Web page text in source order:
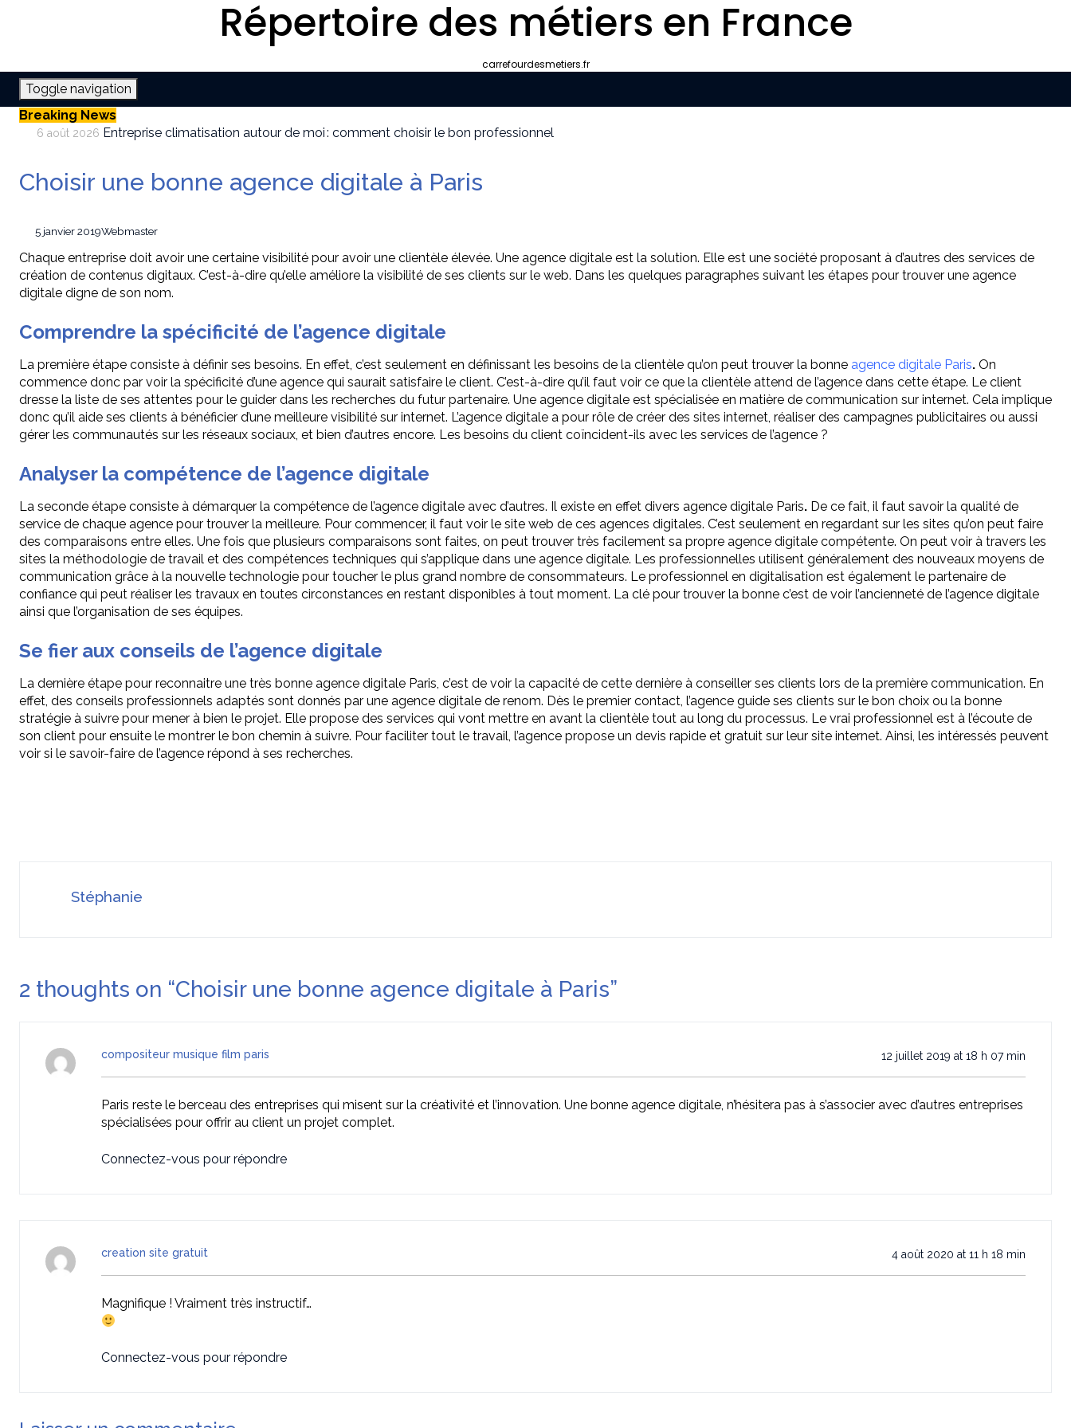
Répertoire des métiers en France
carrefourdesmetiers.fr
Toggle navigation
Breaking News
6 août 2026 Entreprise climatisation autour de moi : comment choisir le bon professionnel
SEO et IA : Comment optimiser votre site pour apparaître dans les moteurs IA
22 juillet 2026 Stratégies invisibles pour conquérir votre marché
6 août 2026 Burn out en entreprise : comment les conflits au travail affectent-ils les salariés ?
Choisir une bonne agence digitale à Paris
5 janvier 2019Webmaster
Chaque entreprise doit avoir une certaine visibilité pour avoir une clientèle élevée. Une agence digitale est la solution. Elle est une société proposant à d’autres des services de
création de contenus digitaux. C’est-à-dire qu’elle améliore la visibilité de ses clients sur le web. Dans les quelques paragraphes suivant les étapes pour trouver une agence
digitale digne de son nom.
Comprendre la spécificité de l’agence digitale
La première étape consiste à définir ses besoins. En effet, c’est seulement en définissant les besoins de la clientèle qu’on peut trouver la bonne agence digitale Paris. On
commence donc par voir la spécificité d’une agence qui saurait satisfaire le client. C’est-à-dire qu’il faut voir ce que la clientèle attend de l’agence dans cette étape. Le client
dresse la liste de ses attentes pour le guider dans les recherches du futur partenaire. Une agence digitale est spécialisée en matière de communication sur internet. Cela implique
donc qu’il aide ses clients à bénéficier d’une meilleure visibilité sur internet. L’agence digitale a pour rôle de créer des sites internet, réaliser des campagnes publicitaires ou aussi
gérer les communautés sur les réseaux sociaux, et bien d’autres encore. Les besoins du client coïncident-ils avec les services de l’agence ?
Analyser la compétence de l’agence digitale
La seconde étape consiste à démarquer la compétence de l’agence digitale avec d’autres. Il existe en effet divers agence digitale Paris. De ce fait, il faut savoir la qualité de
service de chaque agence pour trouver la meilleure. Pour commencer, il faut voir le site web de ces agences digitales. C’est seulement en regardant sur les sites qu’on peut faire
des comparaisons entre elles. Une fois que plusieurs comparaisons sont faites, on peut trouver très facilement sa propre agence digitale compétente. On peut voir à travers les
sites la méthodologie de travail et des compétences techniques qui s’applique dans une agence digitale. Les professionnelles utilisent généralement des nouveaux moyens de
communication grâce à la nouvelle technologie pour toucher le plus grand nombre de consommateurs. Le professionnel en digitalisation est également le partenaire de
confiance qui peut réaliser les travaux en toutes circonstances en restant disponibles à tout moment. La clé pour trouver la bonne c’est de voir l’ancienneté de l’agence digitale
ainsi que l’organisation de ses équipes.
Se fier aux conseils de l’agence digitale
La dernière étape pour reconnaitre une très bonne agence digitale Paris, c’est de voir la capacité de cette dernière à conseiller ses clients lors de la première communication. En
effet, des conseils professionnels adaptés sont donnés par une agence digitale de renom. Dès le premier contact, l’agence guide ses clients sur le bon choix ou la bonne
stratégie à suivre pour mener à bien le projet. Elle propose des services qui vont mettre en avant la clientèle tout au long du processus. Le vrai professionnel est à l’écoute de
son client pour ensuite le montrer le bon chemin à suivre. Pour faciliter tout le travail, l’agence propose un devis rapide et gratuit sur leur site internet. Ainsi, les intéressés peuvent
voir si le savoir-faire de l’agence répond à ses recherches.
Stéphanie
2 thoughts on “Choisir une bonne agence digitale à Paris”
compositeur musique film paris 12 juillet 2019 at 18 h 07 min
Paris reste le berceau des entreprises qui misent sur la créativité et l’innovation. Une bonne agence digitale, n’hésitera pas à s’associer avec d’autres entreprises
spécialisées pour offrir au client un projet complet.
Connectez-vous pour répondre
creation site gratuit 4 août 2020 at 11 h 18 min
Magnifique ! Vraiment très instructif…
Connectez-vous pour répondre